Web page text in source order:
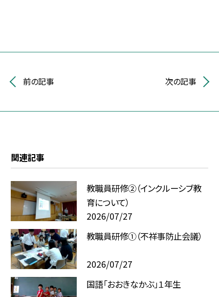
前の記事 次の記事
関連記事
教職員研修②（インクルーシブ教
育について）
2026/07/27
教職員研修①（不祥事防止会議）
2026/07/27
国語「おおきなかぶ」１年生